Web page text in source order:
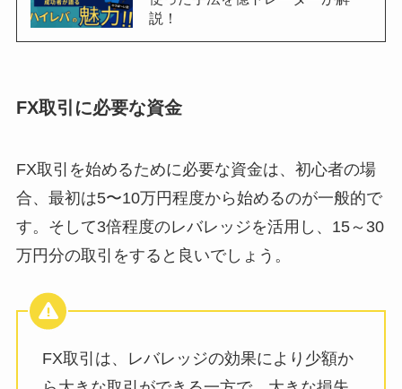
説！
FX取引に必要な資金
FX取引を始めるために必要な資金は、初心者の場
合、最初は5〜10万円程度から始めるのが一般的で
す。そして3倍程度のレバレッジを活用し、15～30
万円分の取引をすると良いでしょう。
FX取引は、レバレッジの効果により少額か